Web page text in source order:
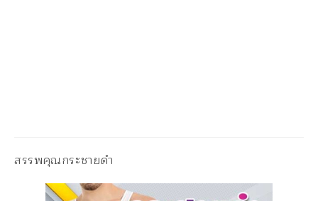
สรรพคุณกระชายดำ